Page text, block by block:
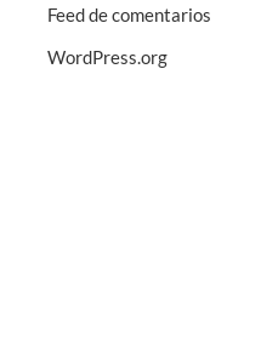
Feed de comentarios
WordPress.org